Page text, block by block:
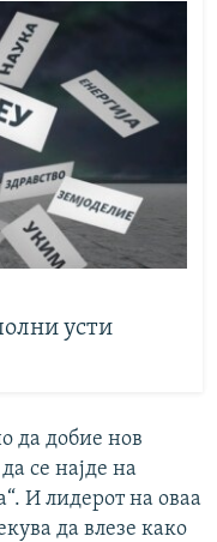
усти
да добие нов
се најде на
И лидерот на оваа
да влезе како